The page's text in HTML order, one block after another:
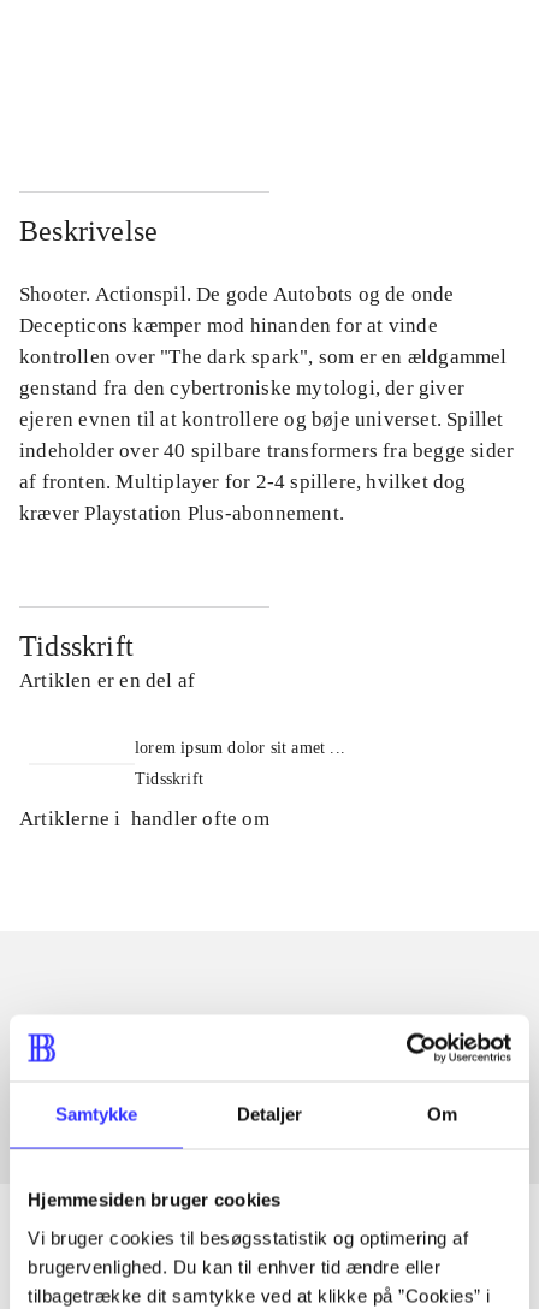
Samtykke Detaljer Om
Hjemmesiden bruger cookies
Vi bruger cookies til besøgsstatistik og optimering af
brugervenlighed. Du kan til enhver tid ændre eller
tilbagetrække dit samtykke ved at klikke på ”Cookies” i
Beskrivelse
Shooter. Actionspil. De gode Autobots og de onde
Decepticons kæmper mod hinanden for at vinde
kontrollen over "The dark spark", som er en ældgammel
genstand fra den cybertroniske mytologi, der giver
ejeren evnen til at kontrollere og bøje universet. Spillet
indeholder over 40 spilbare transformers fra begge sider
af fronten. Multiplayer for 2-4 spillere, hvilket dog
kræver Playstation Plus-abonnement.
Tidsskrift
Artiklen er en del af
lorem ipsum dolor sit amet ...
Tidsskrift
Artiklerne i handler ofte om
Artikler med samme emner
Fra
Artikler